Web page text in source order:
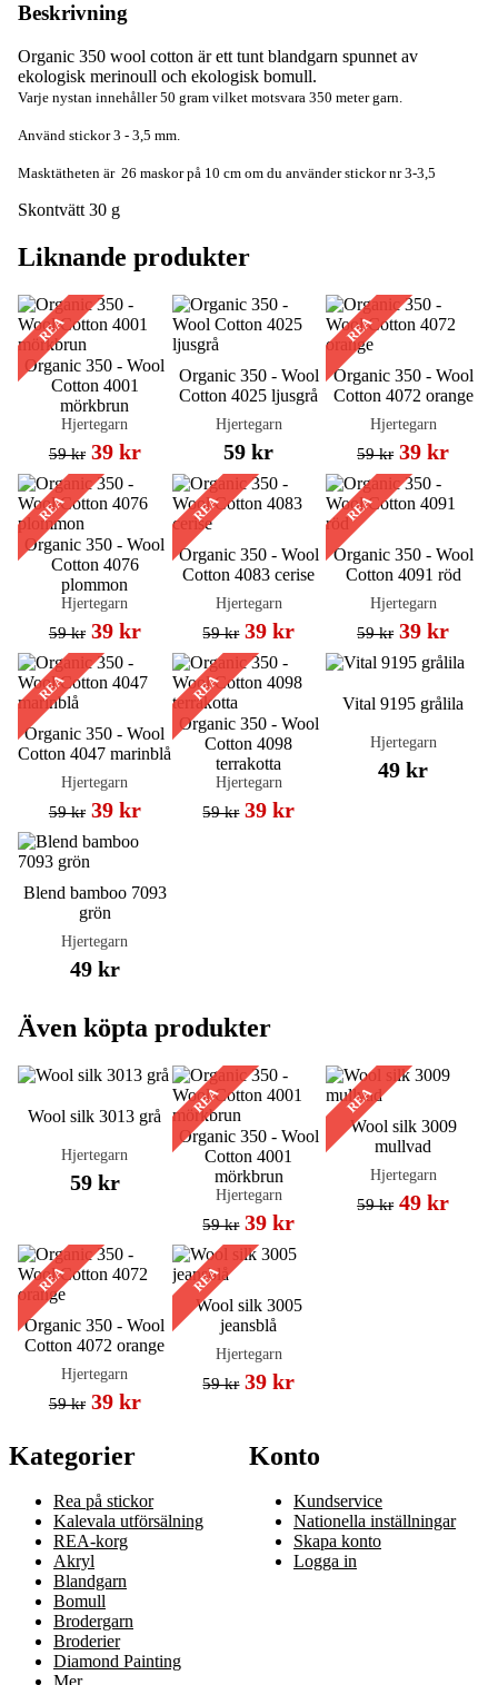
Beskrivning
Organic 350 wool cotton är ett tunt blandgarn spunnet av
ekologisk merinoull och ekologisk bomull.
Varje nystan innehåller 50 gram vilket motsvara 350 meter garn.
Använd stickor 3 - 3,5 mm.
Masktätheten är 26 maskor på 10 cm om du använder stickor nr 3-3,5
Skontvätt 30 g
Liknande produkter
REA
Organic 350 - Wool
Cotton 4001
mörkbrun
Hjertegarn
59 kr 39 kr
Organic 350 - Wool
Cotton 4025 ljusgrå
Hjertegarn
59 kr
REA
Organic 350 - Wool
Cotton 4072 orange
Hjertegarn
59 kr 39 kr
REA
Organic 350 - Wool
Cotton 4076
plommon
Hjertegarn
59 kr 39 kr
REA
Organic 350 - Wool
Cotton 4083 cerise
Hjertegarn
59 kr 39 kr
REA
Organic 350 - Wool
Cotton 4091 röd
Hjertegarn
59 kr 39 kr
REA
Organic 350 - Wool
Cotton 4047 marinblå
Hjertegarn
59 kr 39 kr
REA
Organic 350 - Wool
Cotton 4098
terrakotta
Hjertegarn
59 kr 39 kr
Vital 9195 grålila
Hjertegarn
49 kr
Blend bamboo 7093
grön
Hjertegarn
49 kr
Även köpta produkter
Wool silk 3013 grå
Hjertegarn
59 kr
REA
Organic 350 - Wool
Cotton 4001
mörkbrun
Hjertegarn
59 kr 39 kr
REA
Wool silk 3009
mullvad
Hjertegarn
59 kr 49 kr
REA
Organic 350 - Wool
Cotton 4072 orange
Hjertegarn
59 kr 39 kr
REA
Wool silk 3005
jeansblå
Hjertegarn
59 kr 39 kr
Kategorier
Rea på stickor
Kalevala utförsälning
REA-korg
Akryl
Blandgarn
Bomull
Brodergarn
Broderier
Diamond Painting
Mer…
Konto
Kundservice
Nationella inställningar
Skapa konto
Logga in